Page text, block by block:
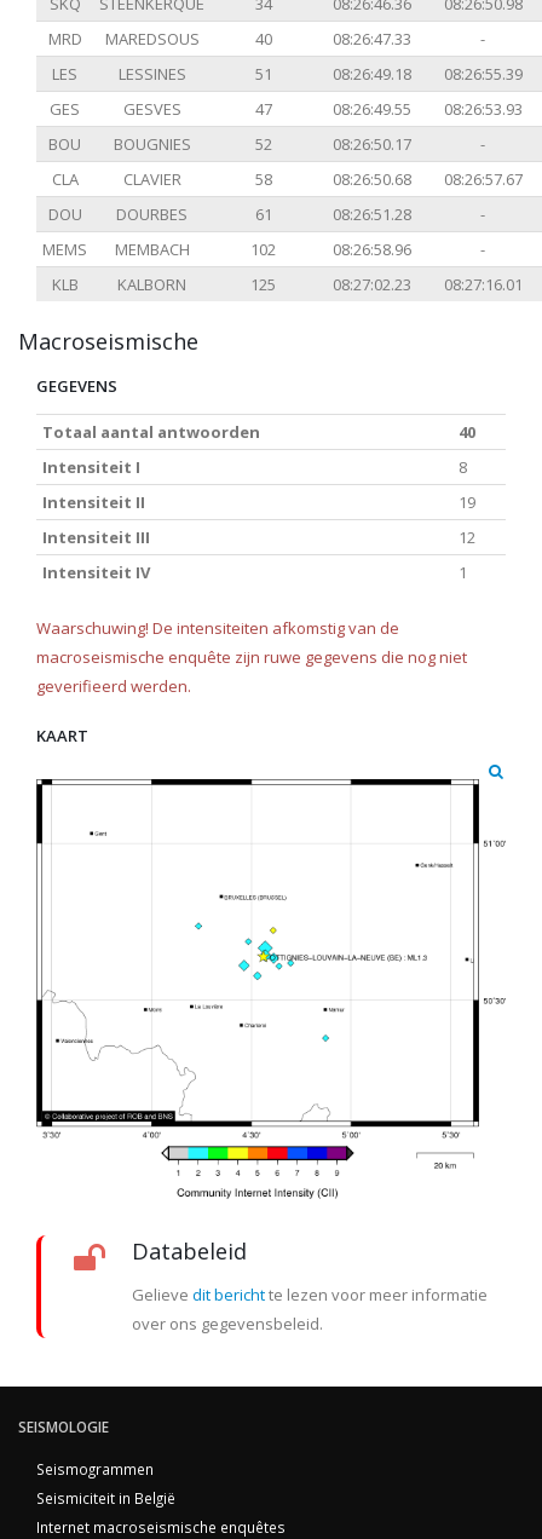
MRD
MAREDSOUS 40 08:26:47.33
-
LES
LESSINES 51 08:26:49.18
08:26:55.39
GES
GESVES 47 08:26:49.55
08:26:53.93
BOU
BOUGNIES 52 08:26:50.17
-
CLA
CLAVIER 58 08:26:50.68
08:26:57.67
DOU
DOURBES 61 08:26:51.28
-
MEMS
MEMBACH 102 08:26:58.96
-
KLB
KALBORN 125 08:27:02.23 08:27:16.01
Macroseismische
GEGEVENS
Totaal aantal antwoorden
40
Intensiteit I
8
Intensiteit II
19
Intensiteit III
12
Intensiteit IV
1
Waarschuwing! De intensiteiten afkomstig van de
macroseismische enquête zijn ruwe gegevens die nog niet
geverifieerd werden.
KAART
Databeleid
Gelieve dit berichtte lezen voor meer informatie
over ons gegevensbeleid.
SEISMOLOGIE
Seismogrammen
Seismiciteit in België
Internet macroseismische enquêtes